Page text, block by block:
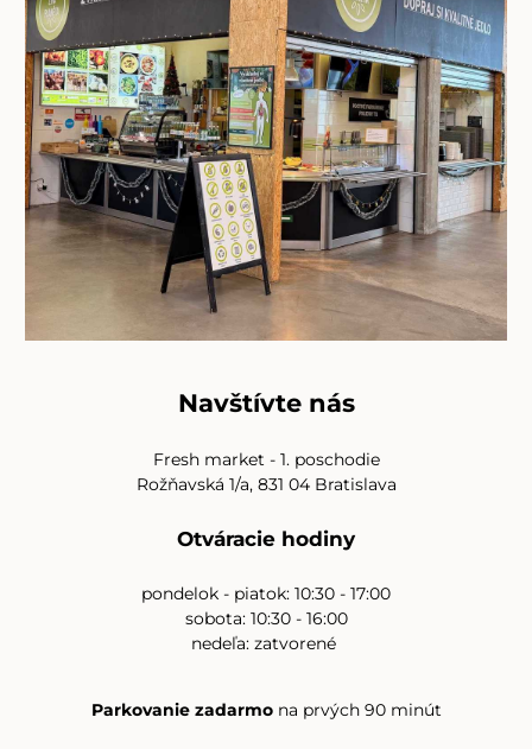
Navštívte nás
Fresh market - 1. poschodie
Rožňavská 1/a, 831 04 Bratislava
Otváracie hodiny
pondelok - piatok: 10:30 - 17:00
sobota: 10:30 - 16:00
nedeľa: zatvorené
Parkovanie zadarmona prvých 90 minút